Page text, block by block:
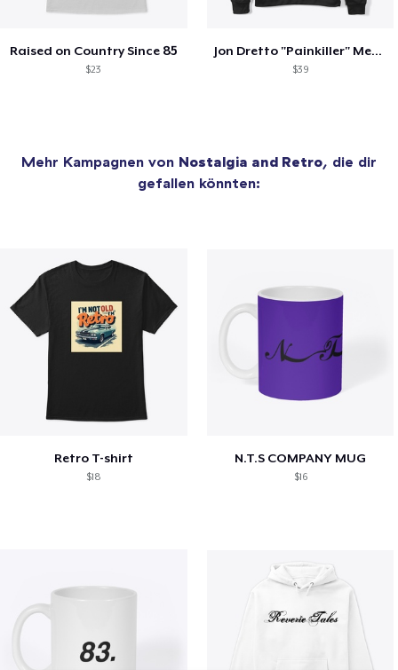
Raised on Country Since 85
$23
Jon Dretto "Painkiller" Merch Collection
$39
Mehr Kampagnen von Nostalgia and Retro, die dir
gefallen könnten:
Retro T-shirt
$18
N.T.S COMPANY MUG
$16